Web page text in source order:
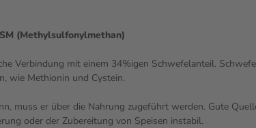
(Methylsulfonylmethan)
Verbindung mit einem 34%igen Schwefelanteil.
wie Methionin und Cystein.
muss er über die Nahrung zugeführt werden. Gute
oder der Zubereitung von Speisen instabil.